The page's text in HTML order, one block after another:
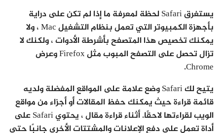
يستغرق Safari لحظة لمعرفة ما إذا لم تكن على دراية
بأجهزة الكمبيوتر التي تعمل بنظام التشغيل Mac ، ولا
يمكنك تخصيص هذا المتصفح بأشرطة الأدوات ، ولكنك لا
تزال تحصل على التصفح المبوب مثل Firefox وعرض
Chrome.
يتيح لك Safari وضع علامة على المواقع المفضلة ولديه
قائمة قراءة حيث يمكنك حفظ المقالات أو أجزاء من مواقع
الويب لقراءتها لاحقًا. أثناء قراءة مقال ، يحتوي Safari على
أداة تعمل على دفع الإعلانات والمشتتات الأخرى جانبًا حتى